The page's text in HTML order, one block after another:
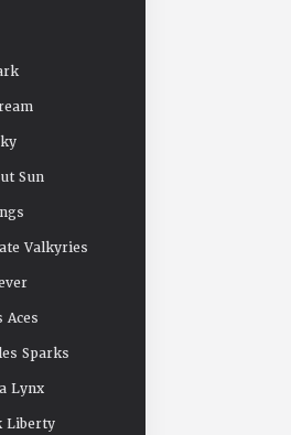
Sun
Valkyries
Aces
Sparks
Lynx
Liberty